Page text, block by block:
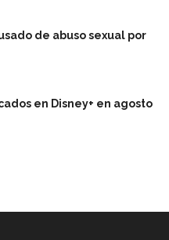
de abuso sexual por
en Disney+ en agosto